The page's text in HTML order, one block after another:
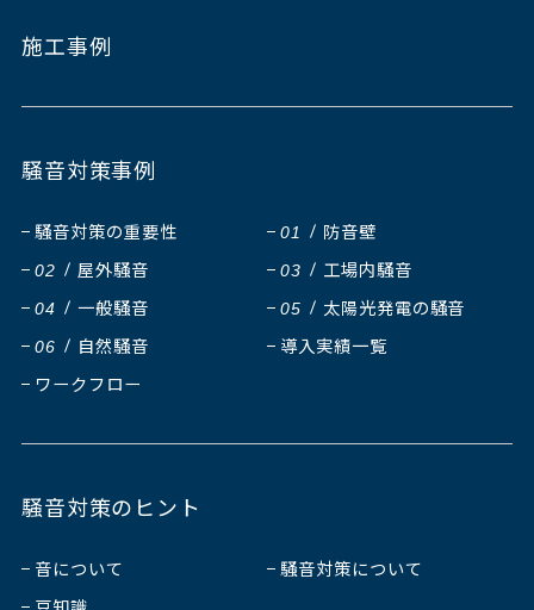
施工事例
騒音対策事例
騒音対策の重要性 01 防音壁
02 屋外騒音 03 工場内騒音
04 一般騒音 05 太陽光発電の騒音
06 自然騒音
導入実績一覧
ワークフロー
騒音対策のヒント
音について
騒音対策について